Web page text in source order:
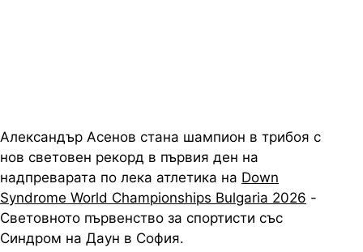
Александър Асенов стана шампион в трибоя с
нов световен рекорд в първия ден на
надпреварата по лека атлетика на Down
Syndrome World Championships Bulgaria 2026 -
Световното първенство за спортисти със
Синдром на Даун в София.